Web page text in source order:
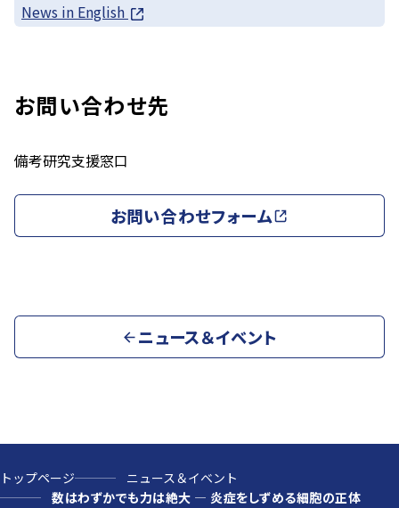
News in English
お問い合わせ先
備考研究支援窓口
お問い合わせフォーム
ニュース＆イベント
トップページ
ニュース＆イベント
数はわずかでも力は絶大 ― 炎症をしずめる細胞の正体